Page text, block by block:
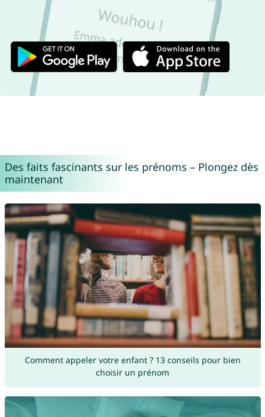
Des faits fascinants sur les prénoms – Plongez dès
maintenant
Comment appeler votre enfant ? 13 conseils pour bien
choisir un prénom